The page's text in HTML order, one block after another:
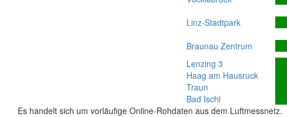
Linz-Stadtpark
Braunau Zentrum
Lenzing 3
Haag am Hausruck
Traun
Bad Ischl
Es handelt sich um vorläufige Online-Rohdaten aus dem Luftmessnetz.